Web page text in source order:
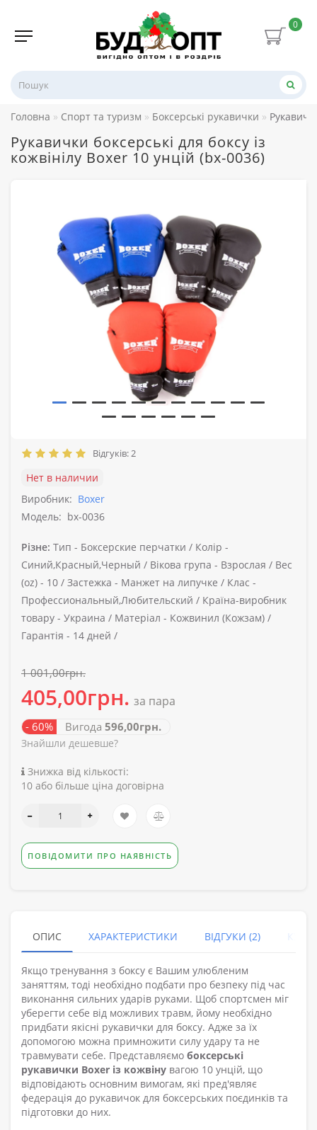
0
Головна Спорт та туризм Боксерські рукавички
Рукавички боксерські для боксу із
кожвінілу Boxer 10 унцій (bx-0036)
Відгуків: 2
Нет в наличии
Виробник: Boxer
Модель: bx-0036
Різне: Тип - Боксерские перчатки / Колір -
Синий,Красный,Черный / Вікова група - Взрослая / Вес
(oz) - 10 / Застежка - Манжет на липучке / Клас -
Профессиональный,Любительский / Країна-виробник
товару - Украина / Матеріал - Кожвинил (Кожзам) /
Гарантія - 14 дней /
1 001,00грн.
405,00грн. за пара
- 60% Вигода 596,00грн.
Знайшли дешевше?
Знижка від кількості:
10 або більше ціна договірна
ПОВІДОМИТИ ПРО НАЯВНІСТЬ
ОПИС ХАРАКТЕРИСТИКИ ВІДГУКИ (2)
Якщо тренування з боксу є Вашим улюбленим
заняттям, тоді необхідно подбати про безпеку під час
виконання сильних ударів руками. Щоб спортсмен міг
уберегти себе від можливих травм, йому необхідно
придбати якісні рукавички для боксу. Адже за їх
допомогою можна примножити силу удару та не
травмувати себе. Представляємо боксерські
рукавички Boxer із кожвіну вагою 10 унцій, що
відповідають основним вимогам, які пред'являє
федерація до рукавичок для боксерських поєдинків та
підготовки до них.